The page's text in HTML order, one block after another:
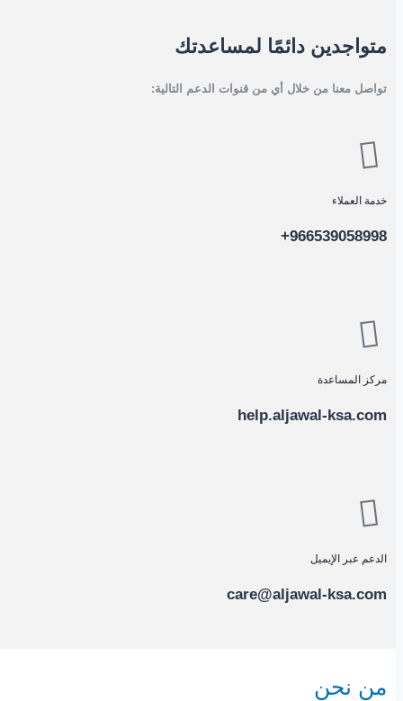
متواجدين دائمًا لمساعدتك
تواصل معنا من خلال أي من قنوات الدعم التالية:
خدمة العملاء
966539058998+
مركز المساعدة
help.aljawal-ksa.com
الدعم عبر الإيميل
care@aljawal-ksa.com
من نحن